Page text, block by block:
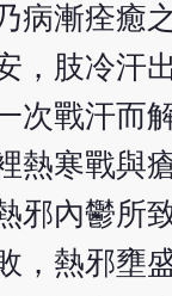
病漸痊癒
，肢冷汗
次戰汗而
熱寒戰與
邪內鬱所
，熱邪壅